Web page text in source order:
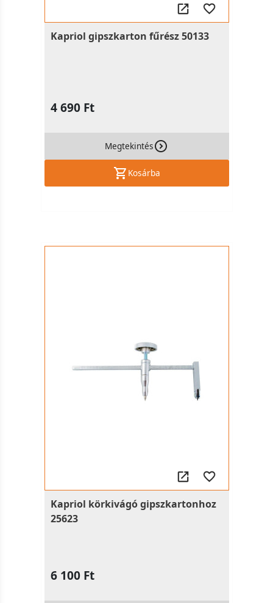
Kapriol gipszkarton fűrész 50133
4 690 Ft
Megtekintés
Kosárba
Kapriol körkivágó gipszkartonhoz
25623
6 100 Ft